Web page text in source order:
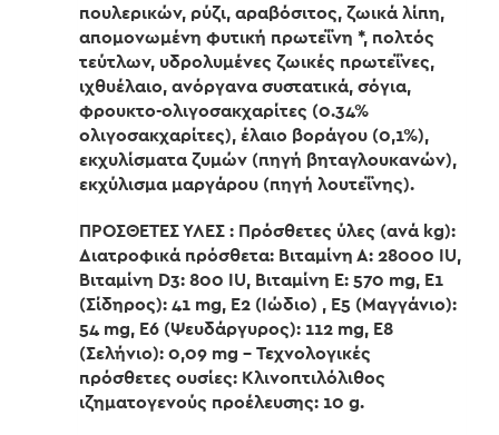
πουλερικών, ρύζι, αραβόσιτος, ζωικά λίπη,
απομονωμένη φυτική πρωτεΐνη *, πολτός
τεύτλων, υδρολυμένες ζωικές πρωτεΐνες,
ιχθυέλαιο, ανόργανα συστατικά, σόγια,
φρουκτο-ολιγοσακχαρίτες (0.34%
ολιγοσακχαρίτες), έλαιο βοράγου (0,1%),
εκχυλίσματα ζυμών (πηγή βηταγλουκανών),
εκχύλισμα μαργάρου (πηγή λουτεΐνης).
ΠΡΟΣΘΕΤΕΣ ΥΛΕΣ : Πρόσθετες ύλες (ανά kg):
Διατροφικά πρόσθετα: Βιταμίνη Α: 28000 IU,
Βιταμίνη D3: 800 IU, Βιταμίνη Ε: 570 mg, Ε1
(Σίδηρος): 41 mg, Ε2 (Ιώδιο) , E5 (Μαγγάνιο):
54 mg, Ε6 (Ψευδάργυρος): 112 mg, E8
(Σελήνιο): 0,09 mg – Τεχνολογικές
πρόσθετες ουσίες: Κλινοπτιλόλιθος
ιζηματογενούς προέλευσης: 10 g.